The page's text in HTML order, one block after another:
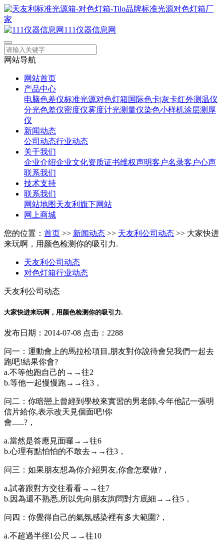
111仪器信息网
网站导航
网站首页
产品中心
电脑色差仪标准光源对色灯箱国际色卡|灰卡红外测温仪
分光色差仪密度仪雾度计光测量仪染色小样机涂层测厚
仪
新闻动态
公司动态行业动态
关于我们
企业介绍企业文化资质证书维权声明客户名录客户心声
联系我们
技术支持
联系我们
网站地图天友利旗下网站
网上商城
您的位置： 首页 >> 新闻动态 >> 天友利公司动态 >> 大家快进
来玩啊，用颜色检测你的吸引力.
天友利公司动态
对色灯箱行业动态
天友利公司动态
大家快进来玩啊，用颜色检测你的吸引力.
发布日期：2014-07-08 点击：2288
问一：運動會上的馬拉松項目,朋友對你說待會兒我們一起去
跑吧!結果你會?
a.不等他跑自己的→→往2
b.等他一起慢慢跑→→往3，
问二：你暗戀上曾經到學校來實習的男老師,今年他記一張明
信片給你,表示改天見個面吧!你
會......?，
a.當然是答應見面囉→→往6
b.心理有點怕怕的不敢去→→往3，
问三：如果朋友想為你介紹男友,你會怎麼做?，
a.試著跟對方交往看看→→往7
b.因為還不熟悉,所以先向朋友詢問對方底細→→往5，
问四：你覺得自己的氣氛感染裡有多大範圍?，
a.不超過半徑1公尺→→往10